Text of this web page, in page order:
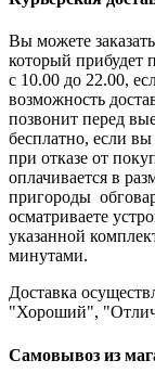
Вы можете
который прибудет
с 10.00 до 22.00,
возможность
позвонит перед
бесплатно, если
при отказе от
оплачивается в
пригороды
осматриваете
указанной
минутами.
Доставка
"Хороший",
Самовывоз из